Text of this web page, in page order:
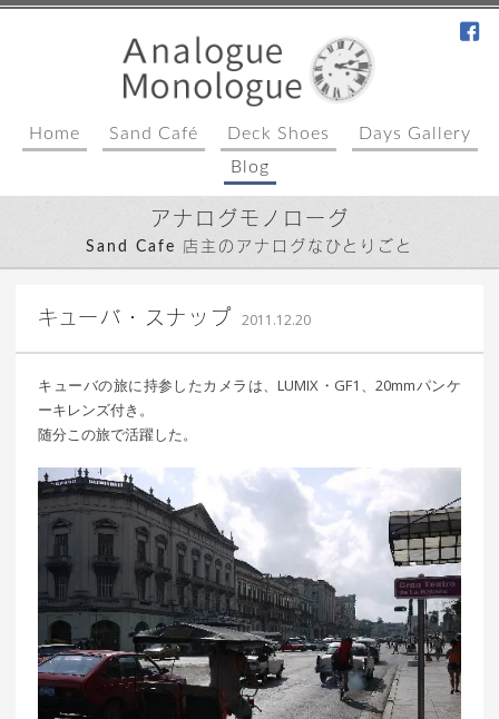
Home Sand Café Deck Shoes
Days Gallery
Blog
アナログモノローグ
Sand Cafe 店主のアナログなひとりごと
キューバ・スナップ 2011.12.20｜ 更新日：
込山 敏郎
キューバの旅に持参したカメラは、LUMIX・GF1、20mmパンケ
ーキレンズ付き。
随分この旅で活躍した。